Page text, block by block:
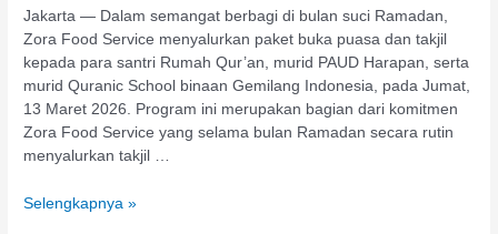
Jakarta — Dalam semangat berbagi di bulan suci Ramadan,
Zora Food Service menyalurkan paket buka puasa dan takjil
kepada para santri Rumah Qur’an, murid PAUD Harapan, serta
murid Quranic School binaan Gemilang Indonesia, pada Jumat,
13 Maret 2026. Program ini merupakan bagian dari komitmen
Zora Food Service yang selama bulan Ramadan secara rutin
menyalurkan takjil …
Selengkapnya »